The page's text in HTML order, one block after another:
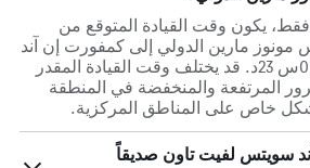
30.6 كم فقط، يكون وقت القيادة المتوقع من
مارين الدولي إلى كمفورت إن آند
سويتس لفيت تاون هو 0س 23د. قد يختلف وقت القيادة المقدر
المرتفعة والمنخفضة في المنطقة
خاص على المناطق المركزية.
سويتس لفيت تاون صديقاً